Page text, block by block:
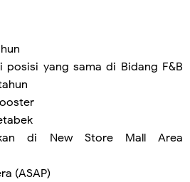
posisi yang sama di Bidang F&B
di New Store Mall Area
(ASAP)